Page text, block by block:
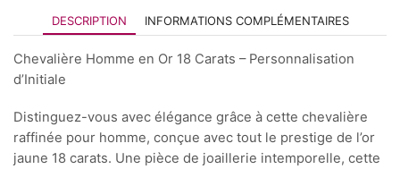
DESCRIPTION INFORMATIONS COMPLÉMENTAIRES
Chevalière Homme en Or 18 Carats – Personnalisation
d’Initiale
Distinguez-vous avec élégance grâce à cette chevalière
raffinée pour homme, conçue avec tout le prestige de l’or
jaune 18 carats. Une pièce de joaillerie intemporelle, cette